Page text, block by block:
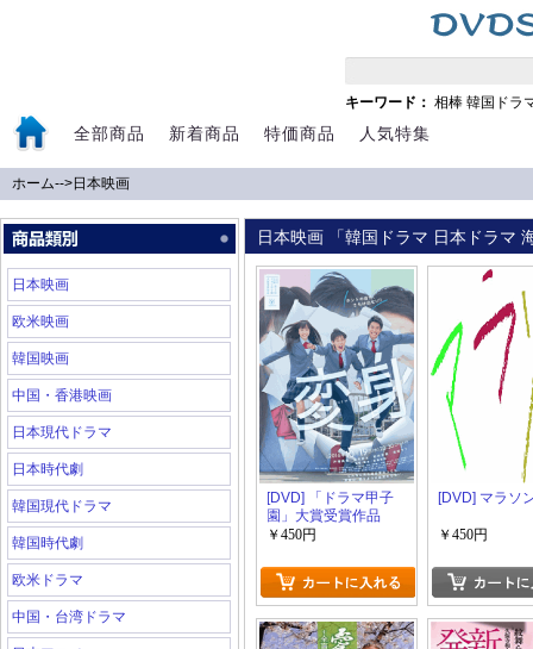
キーワード： 相棒 韓国ドラ
全部商品 新着商品 特価商品 人気特集
ホーム-->日本映画
日本映画
欧米映画
韓国映画
中国・香港映画
日本現代ドラマ
日本時代劇
韓国現代ドラマ
韓国時代劇
欧米ドラマ
中国・台湾ドラマ
日本映画 「韓国ドラマ 日本ドラマ
[DVD] 「ドラマ甲子
園」大賞受賞作品
『変身』
￥450円
[DVD] マラソ
￥450円